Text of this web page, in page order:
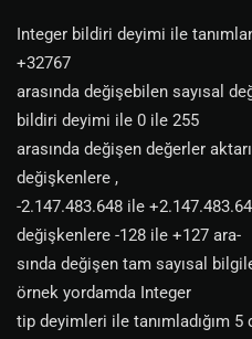
Integer bildiri deyimi ile
+32767
arasında değişebilen sayısal
bildiri deyimi ile 0 ile 255
arasında değişen değerler
değişkenlere ,
-2.147.483.648 ile
değişkenlere -128 ile +127 ara-
sında değişen tam sayısal
örnek yordamda Integer
tip deyimleri ile tanımladığım